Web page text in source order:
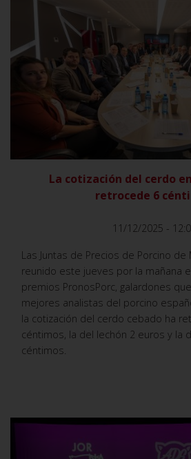
VER
La cotización del cerdo
retrocede 6
11/12/2025 -
Las Juntas de Precios de Porcino
reunido este jueves por la mañana
premios PronosPorc, galardones
mejores analistas del porcino
la cotización del cerdo cebado ha
céntimos, la del lechón 2 euros y la
céntimos.